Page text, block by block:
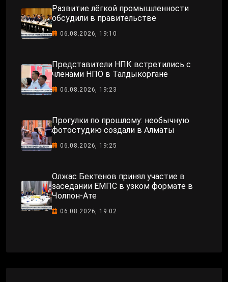
Развитие лёгкой промышленности
обсудили в правительстве
06.08.2026, 19:10
Представители НПК встретились с
членами НПО в Талдыкоргане
06.08.2026, 19:23
Прогулки по прошлому: необычную
фотостудию создали в Алматы
06.08.2026, 19:25
Олжас Бектенов принял участие в
заседании ЕМПС в узком формате в
Чолпон-Ате
06.08.2026, 19:02